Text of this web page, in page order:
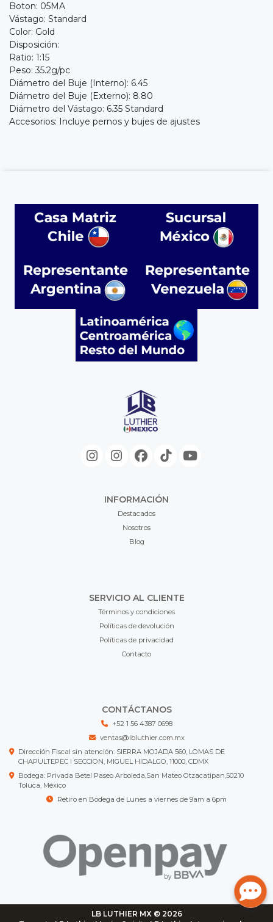
Boton: 05MA
Vástago: Standard
Color: Gold
Disposición:
Ratio: 1:15
Peso: 35.2g/pc
Diámetro del Buje (Interno): 6.45
Diámetro del Buje (Externo): 8.80
Diámetro del Vástago: 6.35 Standard
Accesorios: Incluye pernos y bujes de ajustes
INFORMACIÓN
Destacados
Nosotros
Blog
SERVICIO AL CLIENTE
Términos y condiciones
Políticas de devolución
Políticas de privacidad
Contacto
CONTÁCTANOS
+52 1 56 4387 0698
ventas@lbluthier.com.mx
Dirección Fiscal sin atención: SIERRA MOJADA 560, LOMAS DE
CHAPULTEPEC I SECCION, MIGUEL HIDALGO, 11000, CDMX
Bodega: Privada Betel Paseo Arboleda,San Mateo Otzacatipan,50210
Toluca, México
Retiro en Bodega de Lunes a viernes de 9am a 6pm
LB LUTHIER MX © 2026